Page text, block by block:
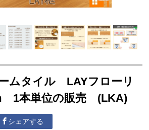
ムタイル LAYフローリ
本単位の販売 (LKA)
シェアする